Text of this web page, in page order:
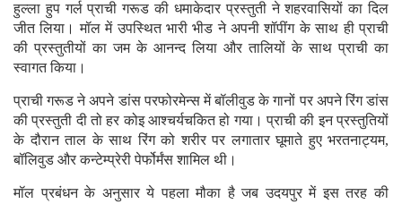
हुल्ला हुप गर्ल प्राची गरूड की धमाकेदार प्रस्तुती ने शहरवासियों का दिल
जीत लिया। मॉल में उपस्थित भारी भीड ने अपनी शॉपींग के साथ ही प्राची
की प्रस्तुतीयों का जम के आनन्द लिया और तालियों के साथ प्राची का
स्वागत किया।
प्राची गरूड ने अपने डांस परफोरमेन्स में बॉलीवुड के गानों पर अपने रिंग डांस
की प्रस्तुती दी तो हर कोइ आश्चर्यचकित हो गया। प्राची की इन प्रस्तुतियों
के दौरान ताल के साथ रिंग को शरीर पर लगातार घूमाते हुए भरतनाट्यम,
बॉलिवुड और कन्टेम्प्रेरी पेर्फोर्मंस शामिल थी।
मॉल प्रबंधन के अनुसार ये पहला मौका है जब उदयपुर में इस तरह की